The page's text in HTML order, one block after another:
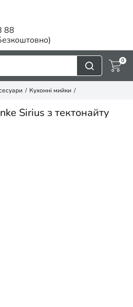
88
0
Кухонні мийки
Sirius з тектонайту